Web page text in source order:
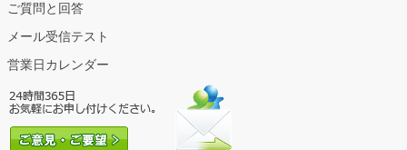
ご質問と回答
メール受信テスト
営業日カレンダー